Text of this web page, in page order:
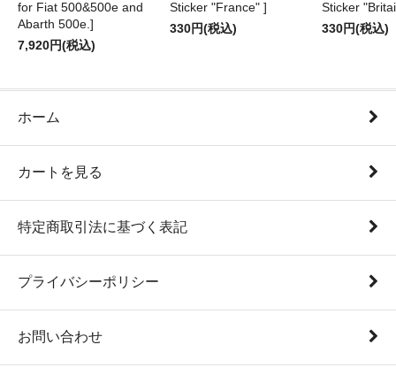
for Fiat 500&500e and
Abarth 500e.]
7,920円(税込)
Sticker "France" ]
330円(税込)
Sticker
330円(税込)
ホーム
カートを見る
特定商取引法に基づく表記
プライバシーポリシー
お問い合わせ